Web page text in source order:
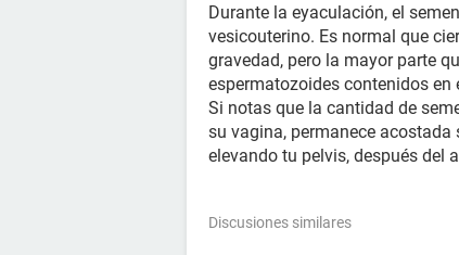
Durante la eyaculación, el
vesicouterino. Es normal que
gravedad, pero la mayor parte
espermatozoides contenidos
Si notas que la cantidad de
su vagina, permanece
elevando tu pelvis, después del
Discusiones similares